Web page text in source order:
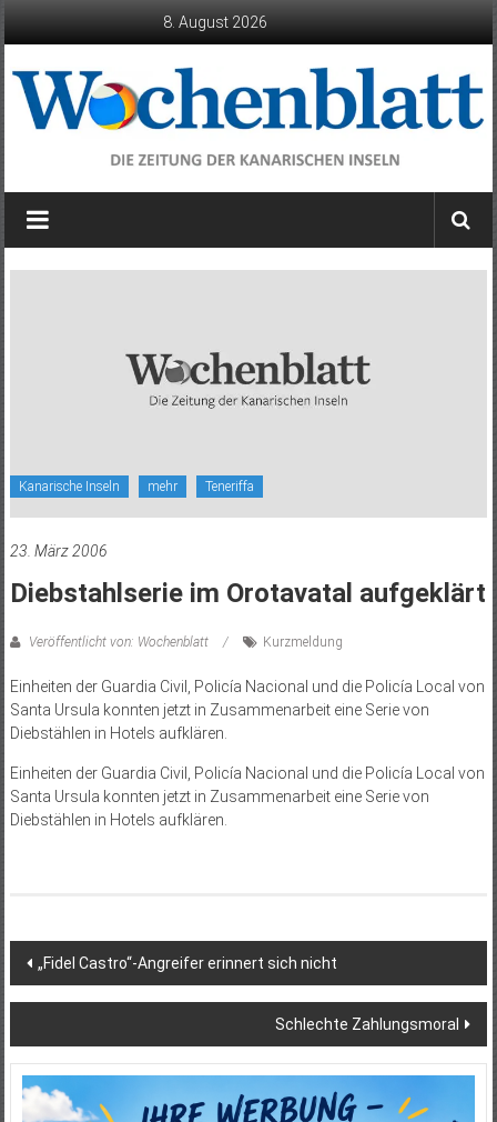
8. August 2026
Wochenblatt
die
Kanarische Inseln mehr Teneriffa
23. März 2006
Diebstahlserie im Orotavatal aufgeklärt
Veröffentlicht von: Wochenblatt Kurzmeldung
Einheiten der Guardia Civil, Policía Nacional und die Policía Local von
Santa Ursula konnten jetzt in Zusammenarbeit eine Serie von
Diebstählen in Hotels aufklären.
Einheiten der Guardia Civil, Policía Nacional und die Policía Local von
Santa Ursula konnten jetzt in Zusammenarbeit eine Serie von
Diebstählen in Hotels aufklären.
Beitragsnavigation
„Fidel Castro“-Angreifer erinnert sich nicht
Schlechte Zahlungsmoral